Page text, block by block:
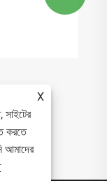
X
সাইটের
করতে
আমাদের